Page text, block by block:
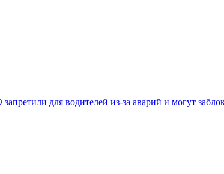
запретили для водителей из-за аварий и могут